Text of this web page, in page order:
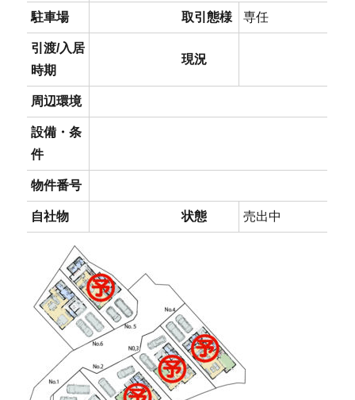
駐車場 取引態様 専任
引渡/入居
時期
現況
周辺環境
設備・条
件
物件番号
自社物 状態 売出中